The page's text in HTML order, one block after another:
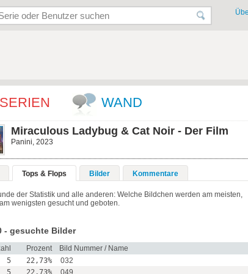
WAND
Miraculous Ladybug & Cat Noir - Der Film
Panini, 2023
Tops & Flops Bilder Kommentare
der Statistik und alle anderen: Welche Bildchen werden am meisten,
wenigsten gesucht und geboten.
- gesuchte Bilder
Prozent
Bild Nummer / Name
5
22,73%
032
5
22,73% 049